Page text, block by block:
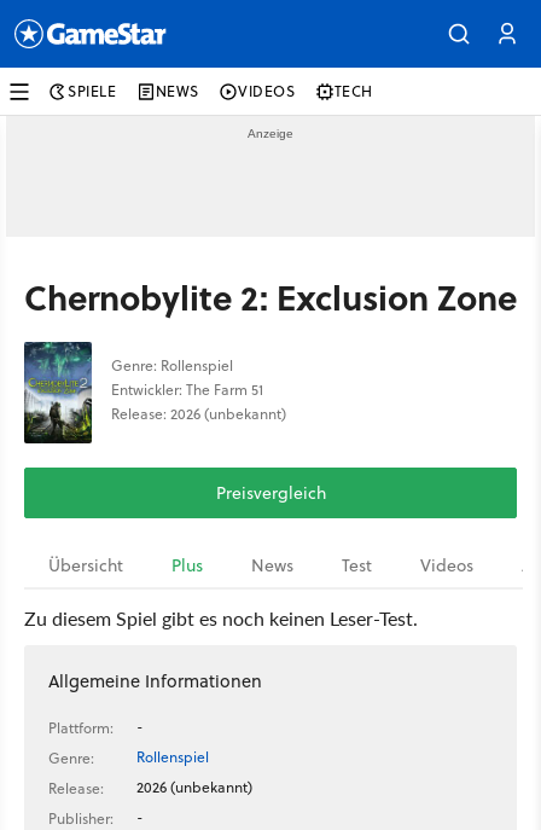
SPIELE NEWS VIDEOS TECH
Chernobylite 2: Exclusion Zone
Genre: Rollenspiel
Entwickler: The Farm 51
Release: 2026 (unbekannt)
Preisvergleich
Übersicht Plus News Test Videos
Zu diesem Spiel gibt es noch keinen Leser-Test.
Allgemeine Informationen
Plattform:
-
Genre:
Rollenspiel
Release:
2026 (unbekannt)
Publisher:
-